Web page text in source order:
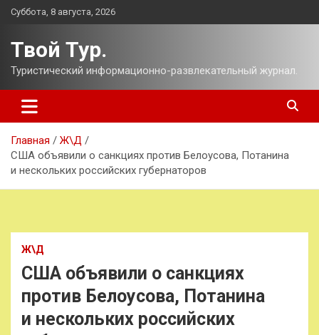
Перейти
Суббота, 8 августа, 2026
Твой Тур.
Туристический информационно-развлекательный журнал.
Главная
Ж\Д
США объявили о санкциях против Белоусова, Потанина
и нескольких российских губернаторов
Ж\Д
США объявили о санкциях
против Белоусова, Потанина
и нескольких российских